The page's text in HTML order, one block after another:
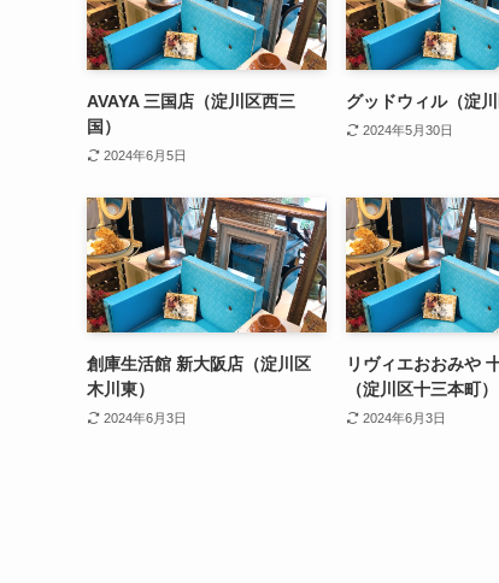
AVAYA 三国店（淀川区西三
国）
2024年6月5日
グッドウィル（淀川
2024年5月30日
創庫生活館 新大阪店（淀川区
木川東）
2024年6月3日
リヴィエおおみや
（淀川区十三本町）
2024年6月3日